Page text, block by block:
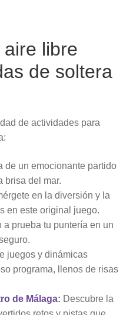
libre
de soltera
de actividades para
de un emocionante partido
brisa del mar.
en la diversión y la
en este original juego.
a prueba tu puntería en un
juegos y dinámicas
programa, llenos de risas
de Málaga: Descubre la